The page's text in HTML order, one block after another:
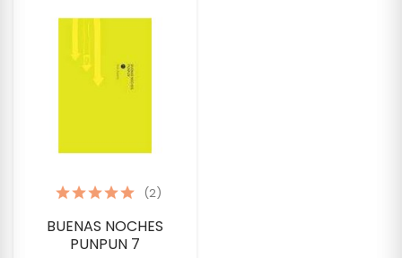
BUENAS NOCHES
PUNPUN 7
(2)